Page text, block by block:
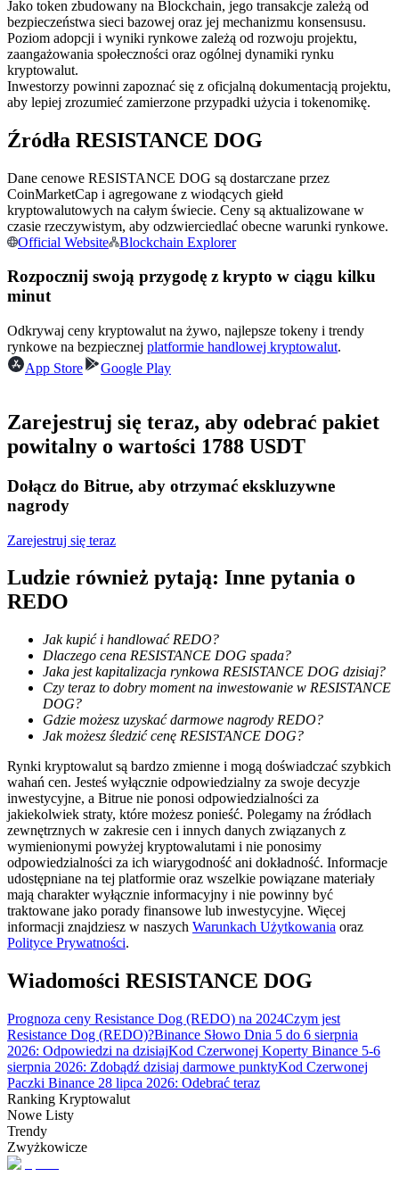
Kontrakty futures wykorzystujące USDC jako zabezpieczenie
Kopiowanie Transakcji
Dołącz do najlepszych traderów
Zostań traderem kopiującym
Ciesz się podziałem zysków i prowizjami z kopiowania
transakcji
Informacja
Analiza Big Data, w tym informacje handlowe itp.
Przewodnik
Przewodnik dla początkujących dotyczący kontraktów futures
Strategie handlowe
Dowiedz się, jak zachować rentowność
Jako token zbudowany na Blockchain, jego transakcje zależą od
bezpieczeństwa sieci bazowej oraz jej mechanizmu konsensusu.
Poziom adopcji i wyniki rynkowe zależą od rozwoju projektu,
zaangażowania społeczności oraz ogólnej dynamiki rynku
kryptowalut.
Inwestorzy powinni zapoznać się z oficjalną dokumentacją projektu,
aby lepiej zrozumieć zamierzone przypadki użycia i tokenomikę.
Źródła RESISTANCE DOG
Dane cenowe RESISTANCE DOG są dostarczane przez
CoinMarketCap i agregowane z wiodących giełd
kryptowalutowych na całym świecie. Ceny są aktualizowane w
czasie rzeczywistym, aby odzwierciedlać obecne warunki rynkowe.
Official Website
Blockchain Explorer
Rozpocznij swoją przygodę z krypto w ciągu kilku
minut
Odkrywaj ceny kryptowalut na żywo, najlepsze tokeny i trendy
rynkowe na bezpiecznej platformie handlowej kryptowalut.
App Store
Google Play
Zarejestruj się teraz, aby odebrać pakiet
powitalny o wartości 1788 USDT
Dołącz do Bitrue, aby otrzymać ekskluzywne
nagrody
Zarejestruj się teraz
Ludzie również pytają: Inne pytania o
REDO
Jak kupić i handlować REDO?
Dlaczego cena RESISTANCE DOG spada?
Jaka jest kapitalizacja rynkowa RESISTANCE DOG dzisiaj?
Czy teraz to dobry moment na inwestowanie w RESISTANCE
DOG?
Gdzie możesz uzyskać darmowe nagrody REDO?
Jak możesz śledzić cenę RESISTANCE DOG?
Rynki kryptowalut są bardzo zmienne i mogą doświadczać szybkich
wahań cen. Jesteś wyłącznie odpowiedzialny za swoje decyzje
inwestycyjne, a Bitrue nie ponosi odpowiedzialności za
jakiekolwiek straty, które możesz ponieść. Polegamy na źródłach
zewnętrznych w zakresie cen i innych danych związanych z
wymienionymi powyżej kryptowalutami i nie ponosimy
odpowiedzialności za ich wiarygodność ani dokładność. Informacje
udostępniane na tej platformie oraz wszelkie powiązane materiały
mają charakter wyłącznie informacyjny i nie powinny być
traktowane jako porady finansowe lub inwestycyjne. Więcej
informacji znajdziesz w naszych Warunkach Użytkowania oraz
Polityce Prywatności.
Wiadomości RESISTANCE DOG
Prognoza ceny Resistance Dog (REDO) na 2024Czym jest
Resistance Dog (REDO)?Binance Słowo Dnia 5 do 6 sierpnia
2026: Odpowiedzi na dzisiajKod Czerwonej Koperty Binance 5-6
sierpnia 2026: Zdobądź dzisiaj darmowe punktyKod Czerwonej
Paczki Binance 28 lipca 2026: Odebrać teraz
Ranking Kryptowalut
Nowe Listy
Trendy
Zwyżkowicze